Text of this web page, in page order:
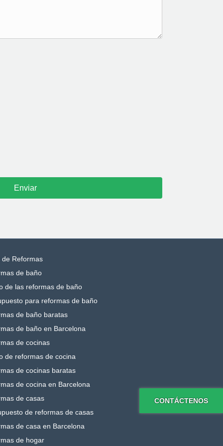
CONTÁCTENOS
de Reformas
de baño
de las reformas de baño
para reformas de baño
de baño baratas
de baño en Barcelona
de cocinas
de reformas de cocina
de cocinas baratas
de cocina en Barcelona
de casas
de reformas de casas
de casa en Barcelona
de hogar